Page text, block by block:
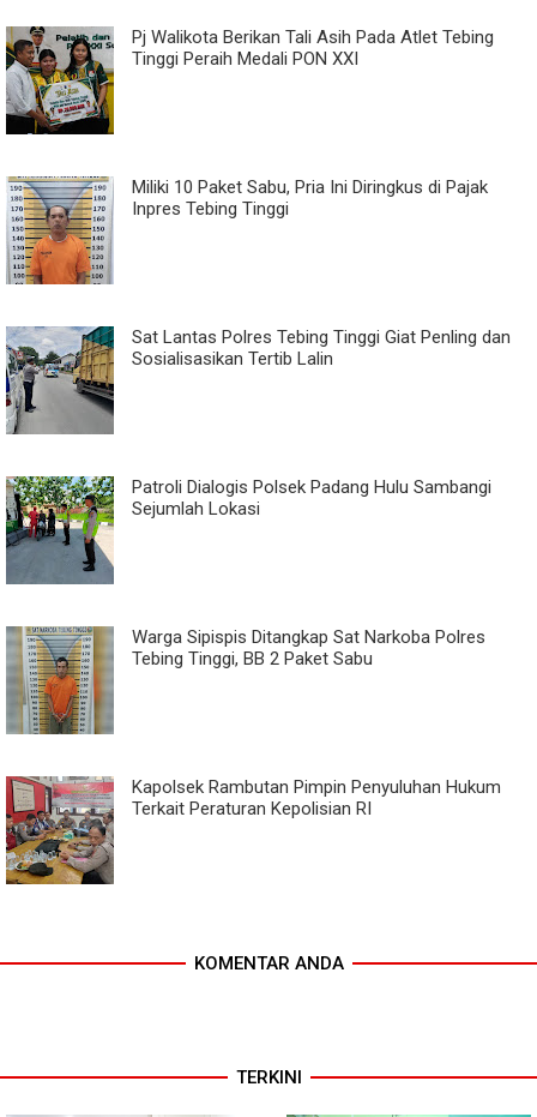
Pj Walikota Berikan Tali Asih Pada Atlet Tebing
Tinggi Peraih Medali PON XXI
Miliki 10 Paket Sabu, Pria Ini Diringkus di Pajak
Inpres Tebing Tinggi
Sat Lantas Polres Tebing Tinggi Giat Penling dan
Sosialisasikan Tertib Lalin
Patroli Dialogis Polsek Padang Hulu Sambangi
Sejumlah Lokasi
Warga Sipispis Ditangkap Sat Narkoba Polres
Tebing Tinggi, BB 2 Paket Sabu
Kapolsek Rambutan Pimpin Penyuluhan Hukum
Terkait Peraturan Kepolisian RI
KOMENTAR ANDA
TERKINI